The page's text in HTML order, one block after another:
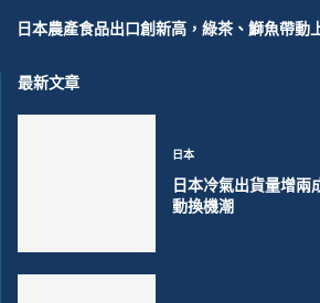
日本農產食品出口創新高，綠茶、鰤魚帶動
最新文章
日本
日本冷氣出貨量增兩
動換機潮